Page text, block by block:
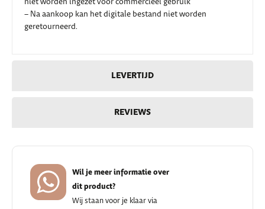
LEVERTIJD
REVIEWS
– Na aankoop kan het digitale bestand niet worden
geretourneerd.
Wil je meer informatie over
dit product?
Wij staan voor je klaar via